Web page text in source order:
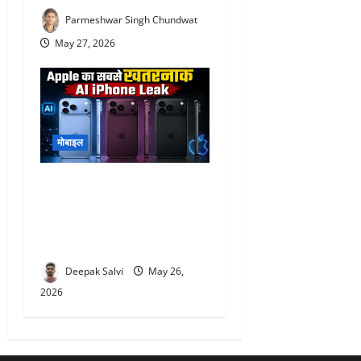
Parmeshwar Singh Chundwat
May 27, 2026
मोबाइल
Deepak Salvi
May 26,
2026